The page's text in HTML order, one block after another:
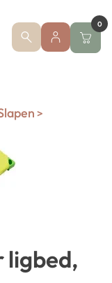
0
>
ligbed,